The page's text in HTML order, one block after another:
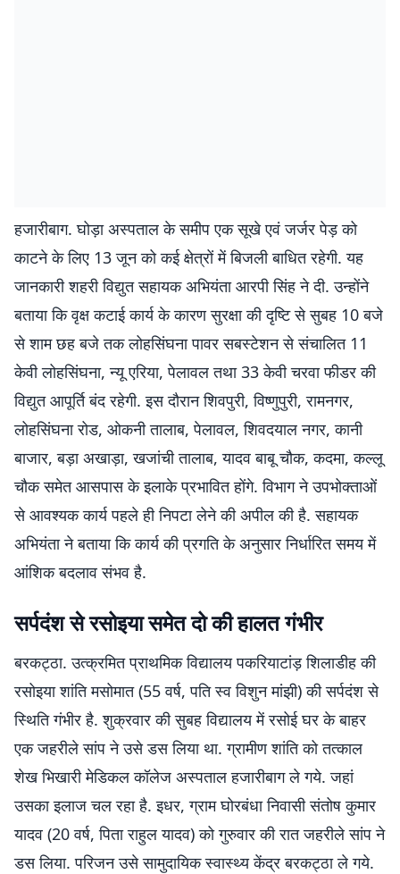
हजारीबाग. घोड़ा अस्पताल के समीप एक सूखे एवं जर्जर पेड़ को
काटने के लिए 13 जून को कई क्षेत्रों में बिजली बाधित रहेगी. यह
जानकारी शहरी विद्युत सहायक अभियंता आरपी सिंह ने दी. उन्होंने
बताया कि वृक्ष कटाई कार्य के कारण सुरक्षा की दृष्टि से सुबह 10 बजे
से शाम छह बजे तक लोहसिंघना पावर सबस्टेशन से संचालित 11
केवी लोहसिंघना, न्यू एरिया, पेलावल तथा 33 केवी चरवा फीडर की
विद्युत आपूर्ति बंद रहेगी. इस दौरान शिवपुरी, विष्णुपुरी, रामनगर,
लोहसिंघना रोड, ओकनी तालाब, पेलावल, शिवदयाल नगर, कानी
बाजार, बड़ा अखाड़ा, खजांची तालाब, यादव बाबू चौक, कदमा, कल्लू
चौक समेत आसपास के इलाके प्रभावित होंगे. विभाग ने उपभोक्ताओं
से आवश्यक कार्य पहले ही निपटा लेने की अपील की है. सहायक
अभियंता ने बताया कि कार्य की प्रगति के अनुसार निर्धारित समय में
आंशिक बदलाव संभव है.
सर्पदंश से रसोइया समेत दो की हालत गंभीर
बरकट्ठा. उत्क्रमित प्राथमिक विद्यालय पकरियाटांड़ शिलाडीह की
रसोइया शांति मसोमात (55 वर्ष, पति स्व विशुन मांझी) की सर्पदंश से
स्थिति गंभीर है. शुक्रवार की सुबह विद्यालय में रसोई घर के बाहर
एक जहरीले सांप ने उसे डस लिया था. ग्रामीण शांति को तत्काल
शेख भिखारी मेडिकल कॉलेज अस्पताल हजारीबाग ले गये. जहां
उसका इलाज चल रहा है. इधर, ग्राम घोरबंधा निवासी संतोष कुमार
यादव (20 वर्ष, पिता राहुल यादव) को गुरुवार की रात जहरीले सांप ने
डस लिया. परिजन उसे सामुदायिक स्वास्थ्य केंद्र बरकट्ठा ले गये.